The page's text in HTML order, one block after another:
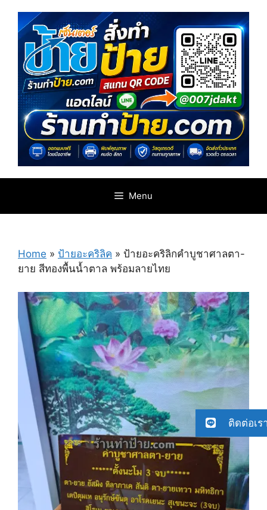
content
Menu
Home » ป้ายอะคริลิค » ป้ายอะคริลิกคำบูชาศาลตา-
ยาย สีทองพื้นน้ำตาล พร้อมลายไทย
ติดต่อเร